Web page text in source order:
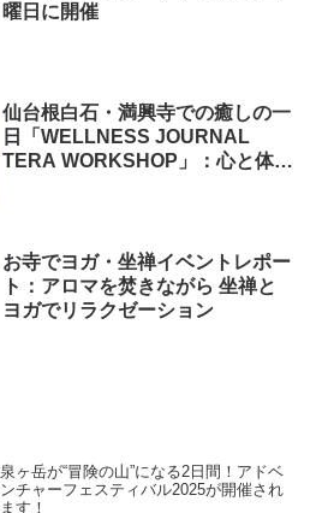
曜日に開催
仙台根白石・満興寺での癒しの一
日「WELLNESS JOURNAL
TERA WORKSHOP」：心と体を
お寺でヨガ・坐禅イベントレポー
ト：アロマを焚きながら 坐禅と
ヨガでリラクゼーション
泉ヶ岳が“冒険の山”になる2日間！アドベ
ンチャーフェスティバル2025が開催され
ます！